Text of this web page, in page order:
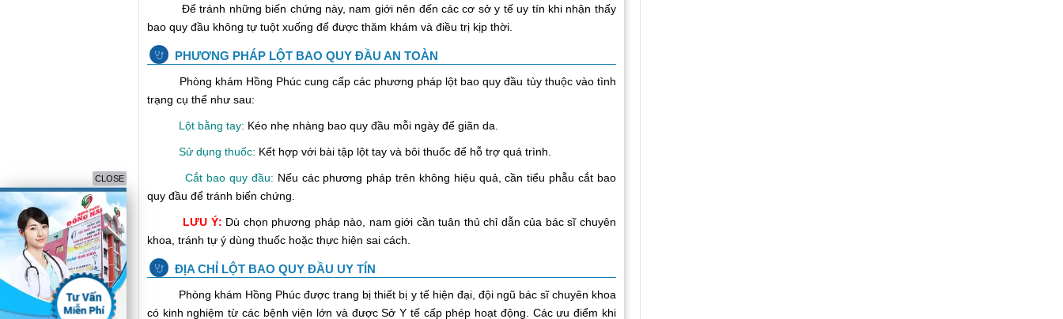
Để tránh những biến chứng này, nam giới nên đến các cơ sở y tế uy tín khi nhận thấy
bao quy đầu không tự tuột xuống để được thăm khám và điều trị kịp thời.
PHƯƠNG PHÁP LỘT BAO QUY ĐẦU AN TOÀN
Phòng khám Hồng Phúc cung cấp các phương pháp lột bao quy đầu tùy thuộc vào tình
trạng cụ thể như sau:
Lột bằng tay: Kéo nhẹ nhàng bao quy đầu mỗi ngày để giãn da.
Sử dụng thuốc: Kết hợp với bài tập lột tay và bôi thuốc để hỗ trợ quá trình.
Cắt bao quy đầu: Nếu các phương pháp trên không hiệu quả, cần tiểu phẫu cắt bao
quy đầu để tránh biến chứng.
LƯU Ý: Dù chọn phương pháp nào, nam giới cần tuân thủ chỉ dẫn của bác sĩ chuyên
khoa, tránh tự ý dùng thuốc hoặc thực hiện sai cách.
ĐỊA CHỈ LỘT BAO QUY ĐẦU UY TÍN
Phòng khám Hồng Phúc được trang bị thiết bị y tế hiện đại, đội ngũ bác sĩ chuyên khoa
có kinh nghiệm từ các bệnh viện lớn và được Sở Y tế cấp phép hoạt động. Các ưu điểm khi
CLOSE